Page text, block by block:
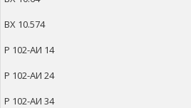
ВХ 10.574
Р 102-АИ 14
Р 102-АИ 24
Р 102-АИ 34